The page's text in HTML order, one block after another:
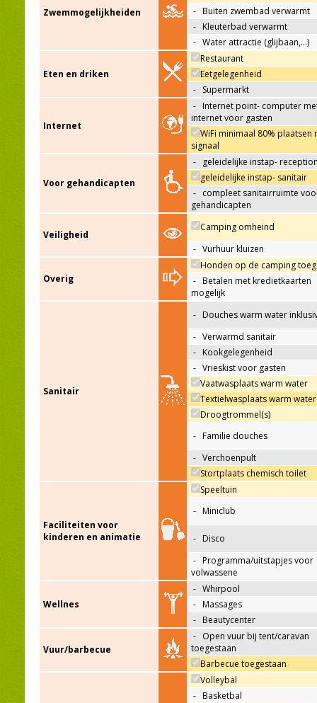
Zwemmogelijkheiden
- Buiten zwembad verwarmt
- Kleuterbad verwarmt
- Water attractie (glijbaan,…)
Eten en driken
Restaurant
Eetgelegenheid
- Supermarkt
Internet
- Internet point- computer
internet voor gasten
WiFi minimaal 80% plaatsen
signaal
Voor gehandicapten
-
geleidelijke instap-
geleidelijke instap- sanitair
- compleet sanitairruimte
gehandicapten
Veiligheid
Camping omheind
- Vurhuur kluizen
Overig
Honden op de camping
- Betalen met kredietkaarten
mogelijk
Sanitair
- Douches warm water
- Verwarmd sanitair
- Kookgelegenheid
- Vrieskist voor gasten
Vaatwasplaats warm water
Textielwasplaats warm water
Droogtrommel(s)
- Familie douches
- Verchoenpult
Stortplaats chemisch toilet
Faciliteiten voor
kinderen en animatie
Speeltuin
- Miniclub
- Disco
- Programma/uitstapjes voor
volwassene
Wellnes
- Whirpool
- Massages
- Beautycenter
Vuur/barbecue
- Open vuur bij tent/caravan
toegestaan
Barbecue toegestaan
Volleybal
- Basketbal